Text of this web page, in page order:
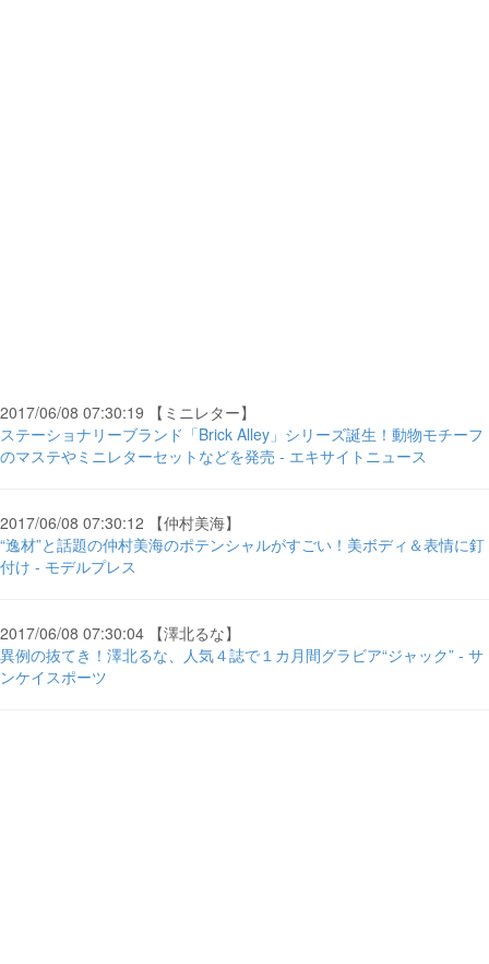
2017/06/08 07:30:19 【ミニレター】
ステーショナリーブランド「Brick Alley」シリーズ誕生！動物モチーフ
のマステやミニレターセットなどを発売 - エキサイトニュース
2017/06/08 07:30:12 【仲村美海】
“逸材”と話題の仲村美海のポテンシャルがすごい！美ボディ＆表情に釘
付け - モデルプレス
2017/06/08 07:30:04 【澤北るな】
異例の抜てき！澤北るな、人気４誌で１カ月間グラビア“ジャック” - サ
ンケイスポーツ